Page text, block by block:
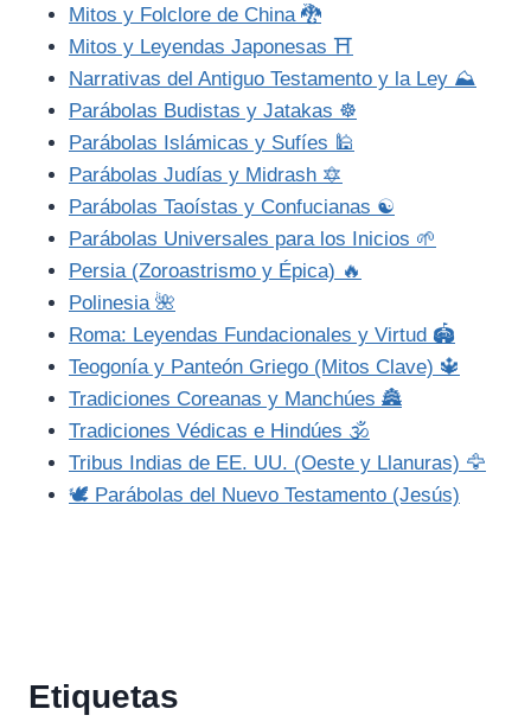
Mitos y Folclore de China 🐉
Mitos y Leyendas Japonesas ⛩️
Narrativas del Antiguo Testamento y la Ley ⛰️
Parábolas Budistas y Jatakas ☸️
Parábolas Islámicas y Sufíes 🕌
Parábolas Judías y Midrash 🔯
Parábolas Taoístas y Confucianas ☯️
Parábolas Universales para los Inicios 🌱
Persia (Zoroastrismo y Épica) 🔥
Polinesia 🌺
Roma: Leyendas Fundacionales y Virtud 🏟️
Teogonía y Panteón Griego (Mitos Clave) 🔱
Tradiciones Coreanas y Manchúes 🏯
Tradiciones Védicas e Hindúes 🕉️
Tribus Indias de EE. UU. (Oeste y Llanuras) 🦅
🕊️ Parábolas del Nuevo Testamento (Jesús)
Etiquetas